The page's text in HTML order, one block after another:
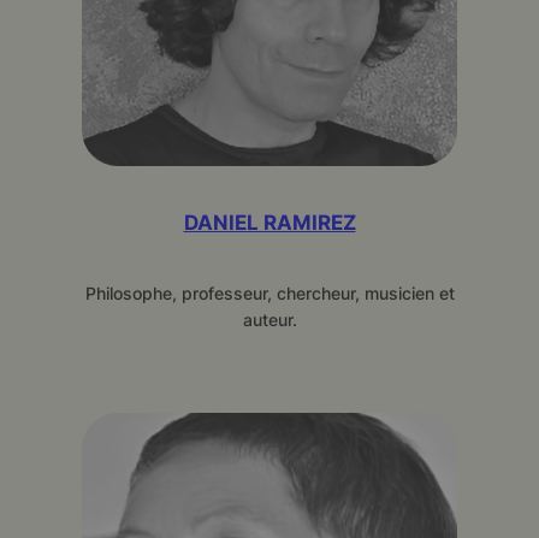
DANIEL RAMIREZ
Philosophe, professeur, chercheur, musicien et
auteur.